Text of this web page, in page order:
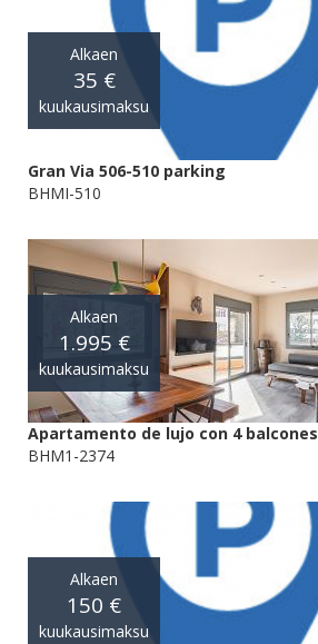
Alkaen
35 €
kuukausimaksu
Gran Via 506-510 parking
BHMI-510
Alkaen
1.995 €
kuukausimaksu
Apartamento de lujo con 4 balcones
BHM1-2374
Alkaen
150 €
kuukausimaksu